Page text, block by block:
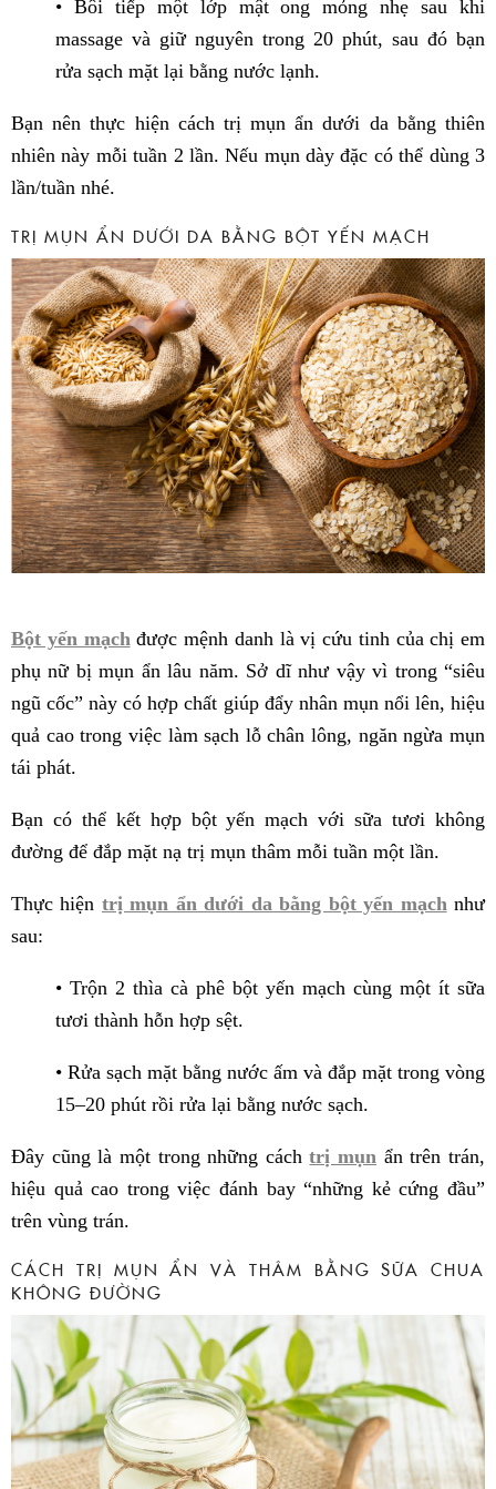
• Bôi tiếp một lớp mật ong mỏng nhẹ sau khi
massage và giữ nguyên trong 20 phút, sau đó bạn
rửa sạch mặt lại bằng nước lạnh.
Bạn nên thực hiện cách trị mụn ẩn dưới da bằng thiên
nhiên này mỗi tuần 2 lần. Nếu mụn dày đặc có thể dùng 3
lần/tuần nhé.
TRỊ MỤN ẨN DƯỚI DA BẰNG BỘT YẾN MẠCH
Bột yến mạch được mệnh danh là vị cứu tinh của chị em
phụ nữ bị mụn ẩn lâu năm. Sở dĩ như vậy vì trong “siêu
ngũ cốc” này có hợp chất giúp đẩy nhân mụn nổi lên, hiệu
quả cao trong việc làm sạch lỗ chân lông, ngăn ngừa mụn
tái phát.
Bạn có thể kết hợp bột yến mạch với sữa tươi không
đường để đắp mặt nạ trị mụn thâm mỗi tuần một lần.
Thực hiện trị mụn ẩn dưới da bằng bột yến mạch như
sau:
• Trộn 2 thìa cà phê bột yến mạch cùng một ít sữa
tươi thành hỗn hợp sệt.
• Rửa sạch mặt bằng nước ấm và đắp mặt trong vòng
15–20 phút rồi rửa lại bằng nước sạch.
Đây cũng là một trong những cáchtrị mụn ẩn trên trán,
hiệu quả cao trong việc đánh bay “những kẻ cứng đầu”
trên vùng trán.
CÁCH TRỊ MỤN ẨN VÀ THÂM BẰNG SỮA CHUA
KHÔNG ĐƯỜNG